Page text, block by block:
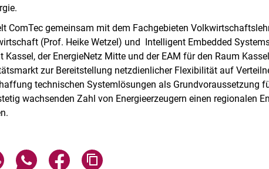
ComTec gemeinsam mit dem Fachgebieten
(Prof. Heike Wetzel) und Intelligent Embedded
Kassel, der EnergieNetz Mitte und der EAM für den Raum
zur Bereitstellung netzdienlicher Flexibilität auf
technischen Systemlösungen als Grundvoraussetzung
wachsenden Zahl von Energieerzeugern einen regionalen
Seite über E-Mail teilen
Seite über WhatsApp teilen (externer Link, öffnet neues
Seite über Facebook teilen (externer Link, öffnet